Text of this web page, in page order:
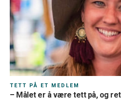
TETT PÅ ET MEDLEM
– Målet er å være tett på, og